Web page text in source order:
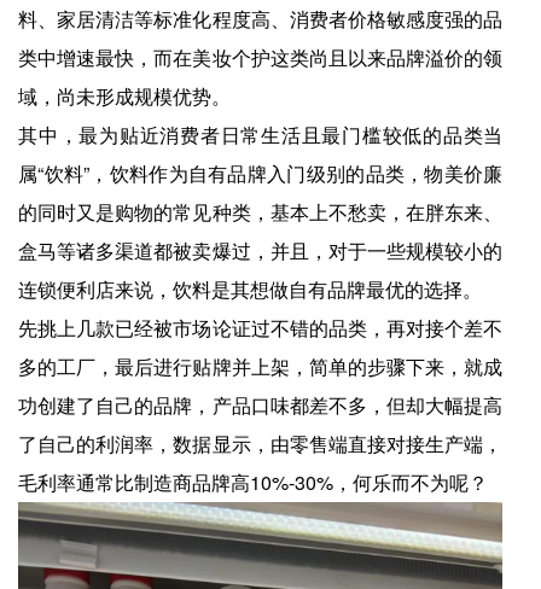
料、家居清洁等标准化程度高、消费者价格敏感度强的品
类中增速最快，而在美妆个护这类尚且以来品牌溢价的领
域，尚未形成规模优势。
其中，最为贴近消费者日常生活且最门槛较低的品类当
属“饮料”，饮料作为自有品牌入门级别的品类，物美价廉
的同时又是购物的常见种类，基本上不愁卖，在胖东来、
盒马等诸多渠道都被卖爆过，并且，对于一些规模较小的
连锁便利店来说，饮料是其想做自有品牌最优的选择。
先挑上几款已经被市场论证过不错的品类，再对接个差不
多的工厂，最后进行贴牌并上架，简单的步骤下来，就成
功创建了自己的品牌，产品口味都差不多，但却大幅提高
了自己的利润率，数据显示，由零售端直接对接生产端，
毛利率通常比制造商品牌高10%-30%，何乐而不为呢？